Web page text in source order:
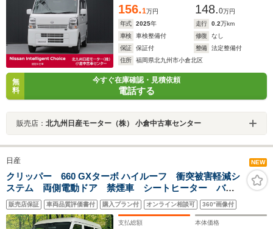
156.1万円 148.0万円
年式
2025年 走行 0.2万km
車検
車検整備付 修復
なし
保証
保証付 整備
法定整備付
住所
福岡県北九州市小倉北区
無
料
今すぐ在庫確認・見積依頼
電話する
販売店： 北九州日産モーター（株） 小倉中古車センター
日産 NEW
クリッパー 660 GXターボ ハイルーフ 衝突被害軽減シ
ステム 両側電動ドア 禁煙車 シートヒーター バッ
クソナー スマートキー LEDヘッド ETC オートラ
イト オートエアコン アイドリングストップ プライ
バシーガラス 盗難防止装置
販売店保証 車両品質評価書付 購入プラン付 オンライン相談可 360°画像付
支払総額 本体価格